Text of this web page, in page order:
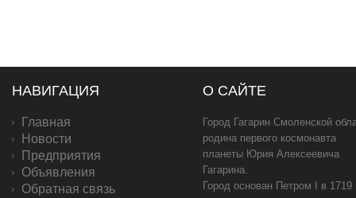
НАВИГАЦИЯ
Главная
Новости
Предприятия
Объявления
Обратная связь
О САЙТЕ
Город Гагарин Смоленской
родина первого космонавта
планеты Юрия Алексеевича
Гагарина.
Город основан Петром I в 1719